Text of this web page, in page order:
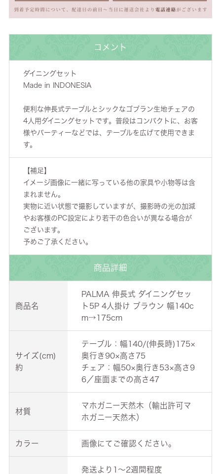
コメント
ダイニングセット
Made in INDONESIA
便利な伸長式テーブルとシックなゴブラン生地チェアの
4人用ダイニングセットです。普段はコンパクトに、お客
様やパーティーなどでは、テーブルを広げて使用できま
す。
【補足】
イメージ画像に一緒に写っている他の家具や小物等は含
まれません。
実物に近い状態で撮影していますが、撮影時の光の加減
やお客様のPC設定により若干の色合いが異なる場合が
ございます。
予めご了承ください。
商品詳細
商品名
PALMA 伸長式 ダイニングセッ
ト5P 4人掛け ブラウン 幅140c
m→175cm
サイズ(cm)
約
テーブル：幅140/(伸長時)175×
奥行き90×高さ75
チェア：幅50×奥行き53×高さ9
6／座面までの高さ47
材質
マホガニー天然木（輸出許可マ
ホガニー天然木）
カラー 画像にてご確認ください。
発送より1～2週間程度